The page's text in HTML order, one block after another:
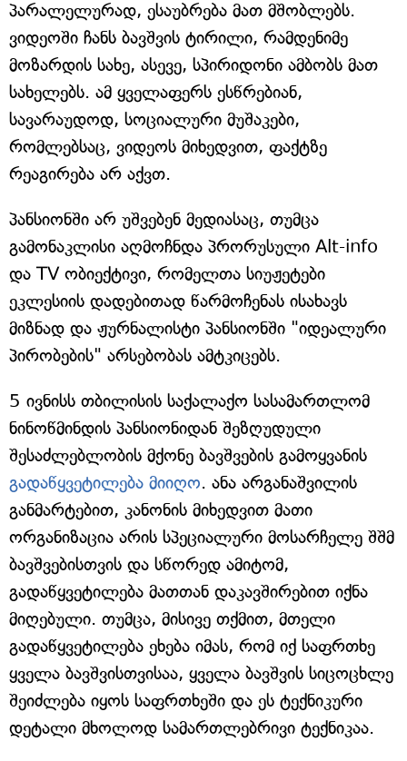
პარალელურად, ესაუბრება მათ მშობლებს.
ვიდეოში ჩანს ბავშვის ტირილი, რამდენიმე
მოზარდის სახე, ასევე, სპირიდონი ამბობს მათ
სახელებს. ამ ყველაფერს ესწრებიან,
სავარაუდოდ, სოციალური მუშაკები,
რომლებსაც, ვიდეოს მიხედვით, ფაქტზე
რეაგირება არ აქვთ.
პანსიონში არ უშვებენ მედიასაც, თუმცა
გამონაკლისი აღმოჩნდა პრორუსული Alt-info
და TV ობიექტივი, რომელთა სიუჟეტები
ეკლესიის დადებითად წარმოჩენას ისახავს
მიზნად და ჟურნალისტი პანსიონში "იდეალური
პირობების" არსებობას ამტკიცებს.
5 ივნისს თბილისის საქალაქო სასამართლომ
ნინოწმინდის პანსიონიდან შეზღუდული
შესაძლებლობის მქონე ბავშვების გამოყვანის
გადაწყვეტილება მიიღო. ანა არგანაშვილის
განმარტებით, კანონის მიხედვით მათი
ორგანიზაცია არის სპეციალური მოსარჩელე შშმ
ბავშვებისთვის და სწორედ ამიტომ,
გადაწყვეტილება მათთან დაკავშირებით იქნა
მიღებული. თუმცა, მისივე თქმით, მთელი
გადაწყვეტილება ეხება იმას, რომ იქ საფრთხე
ყველა ბავშვისთვისაა, ყველა ბავშვის სიცოცხლე
შეიძლება იყოს საფრთხეში და ეს ტექნიკური
დეტალი მხოლოდ სამართლებრივი ტექნიკაა.